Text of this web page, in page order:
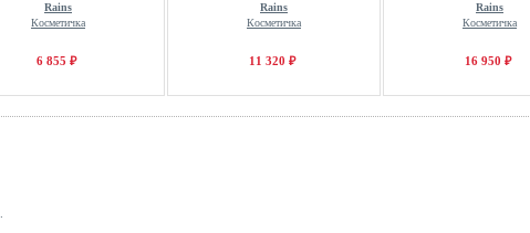
Rains
Косметичка
6 855 ₽
Rains
Косметичка
11 320 ₽
Rains
Косметичка
16 950 ₽